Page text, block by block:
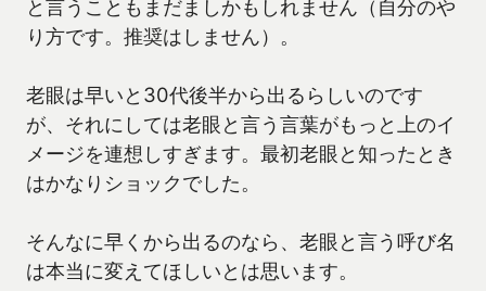
と言うこともまだましかもしれません（自分のや
り方です。推奨はしません）。
老眼は早いと30代後半から出るらしいのです
が、それにしては老眼と言う言葉がもっと上のイ
メージを連想しすぎます。最初老眼と知ったとき
はかなりショックでした。
そんなに早くから出るのなら、老眼と言う呼び名
は本当に変えてほしいとは思います。